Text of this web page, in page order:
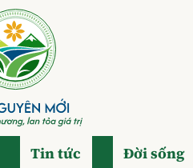
Tin tức Đời sống